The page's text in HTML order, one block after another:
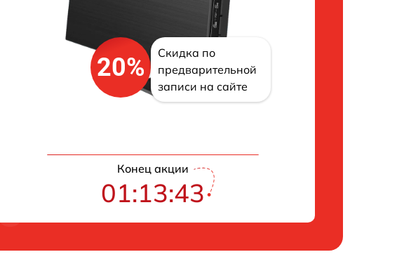
20%
Скидка по
предварительной
записи на сайте
Конец акции
01:13:42